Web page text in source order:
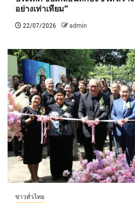
อย่างเท่าเทียม”
22/07/2026 admin
ข่าวทั่วไทย